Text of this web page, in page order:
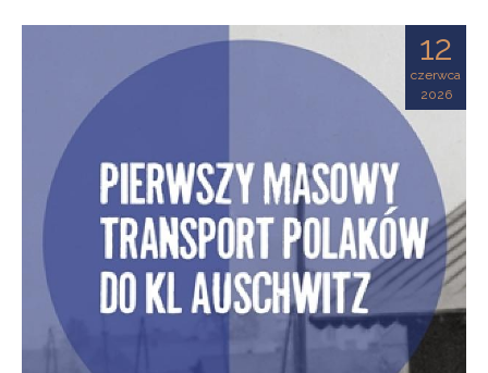
12
czerwca
2026